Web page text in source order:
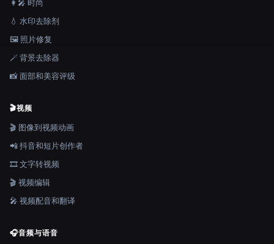
👩‍🎤 时尚
💧 水印去除剂
🖼️ 照片修复
🪄 背景去除器
📸 面部和美容评级
🎬视频
🎬 图像到视频动画
📲 抖音和短片创作者
🎞️ 文字转视频
🎬 视频编辑
🎤 视频配音和翻译
🎧音频与语音